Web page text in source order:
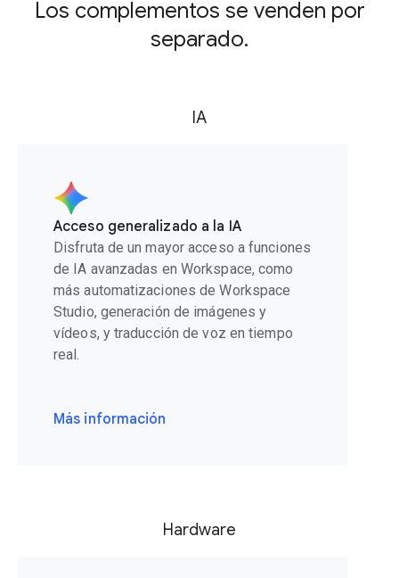
Los complementos se venden por
separado.
IA
Acceso generalizado a la IA
Disfruta de un mayor acceso a funciones
de IA avanzadas en Workspace, como
más automatizaciones de Workspace
Studio, generación de imágenes y
vídeos, y traducción de voz en tiempo
real.
Más información
Hardware